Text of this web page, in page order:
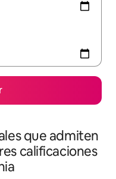
que admiten
calificaciones